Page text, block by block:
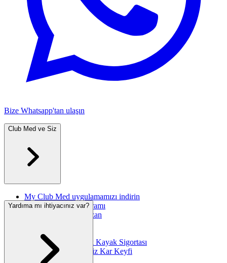
Bize Whatsapp'tan ulaşın
Club Med ve Siz
My Club Med uygulamamızı indirin
Great Members Programı
Arkadaşına Öner Kazan
International SOS
"Ski Zéro Soucis" Ek Kayak Sigortası
Club Med'in Kesintisiz Kar Keyfi
Güvenli Tatil
Yardıma mı ihtiyacınız var?